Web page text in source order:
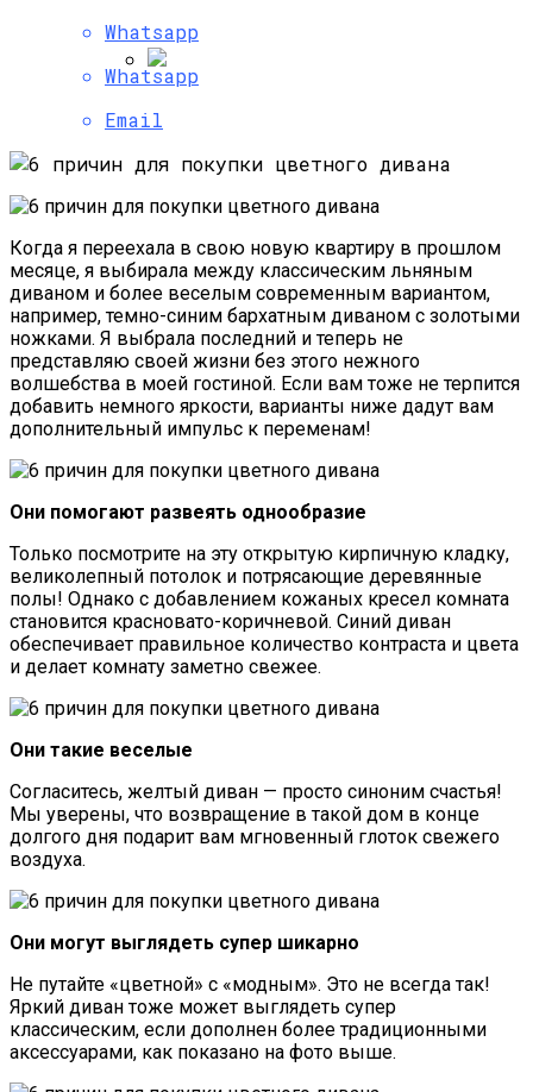
Whatsapp
Whatsapp
Email
Когда я переехала в свою новую квартиру в прошлом
месяце, я выбирала между классическим льняным
диваном и более веселым современным вариантом,
например, темно-синим бархатным диваном с золотыми
ножками. Я выбрала последний и теперь не
представляю своей жизни без этого нежного
волшебства в моей гостиной. Если вам тоже не терпится
добавить немного яркости, варианты ниже дадут вам
дополнительный импульс к переменам!
Они помогают развеять однообразие
Только посмотрите на эту открытую кирпичную кладку,
великолепный потолок и потрясающие деревянные
полы! Однако с добавлением кожаных кресел комната
становится красновато-коричневой. Синий диван
обеспечивает правильное количество контраста и цвета
и делает комнату заметно свежее.
Они такие веселые
Согласитесь, желтый диван — просто синоним счастья!
Мы уверены, что возвращение в такой дом в конце
долгого дня подарит вам мгновенный глоток свежего
воздуха.
Они могут выглядеть супер шикарно
Не путайте «цветной» с «модным». Это не всегда так!
Яркий диван тоже может выглядеть супер
классическим, если дополнен более традиционными
аксессуарами, как показано на фото выше.